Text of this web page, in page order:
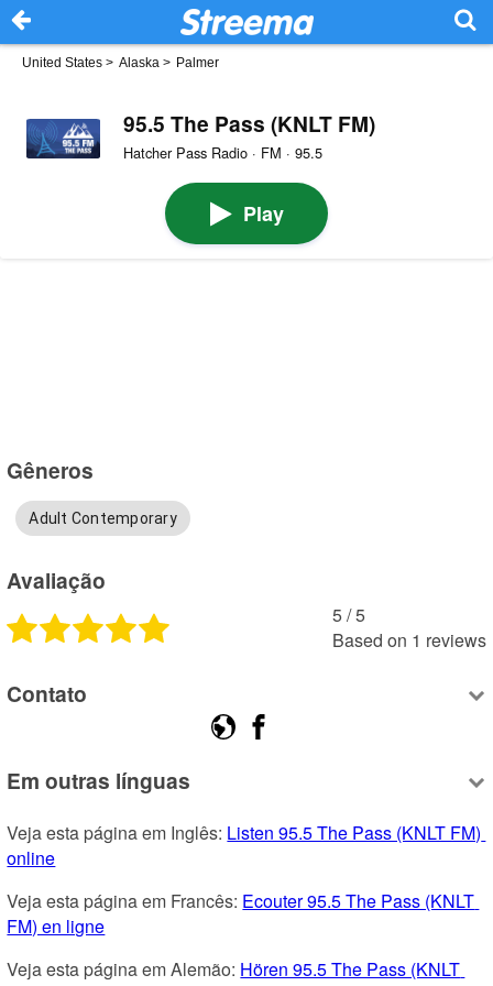
United States > Alaska > Palmer
95.5 The Pass (KNLT FM)
Hatcher Pass Radio · FM · 95.5
Play
Gêneros
Adult Contemporary
Avaliação
5 /5
Based on 1 reviews
Contato
Em outras línguas
Veja esta página em Inglês: Listen 95.5 The Pass (KNLT FM)
online
Veja esta página em Francês: Ecouter 95.5 The Pass (KNLT
FM) en ligne
Veja esta página em Alemão: Hören 95.5 The Pass (KNLT